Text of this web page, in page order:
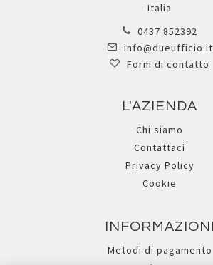
Italia
0437 852392
info@dueufficio.it
Form di contatto
L'AZIENDA
Chi siamo
Contattaci
Privacy Policy
Cookie
INFORMAZIONI
Metodi di pagamento